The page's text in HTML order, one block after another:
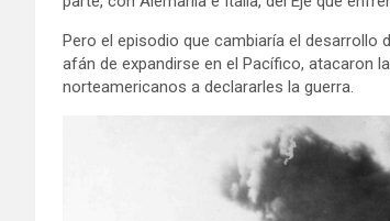
Pero el episodio que cambiaría el desarrollo
afán de expandirse en el Pacífico, atacaron
norteamericanos a declararles la guerra.